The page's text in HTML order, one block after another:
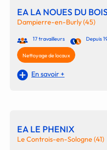
EA LA NOUES DU
Dampierre-en-Burly (45)
17 travailleurs Depuis
Nettoyage de locaux
En savoir +
EA LE PHENIX
Le Controis-en-Sologne (41)